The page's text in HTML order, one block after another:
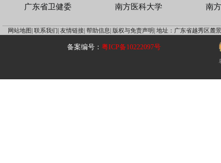
广东省卫健委 南方医科大学 南
网站地图| 联系我们| 友情链接| 帮助信息| 版权与免责声明| 地址：广东省越秀区麓
备案编号：粤ICP备10222097号